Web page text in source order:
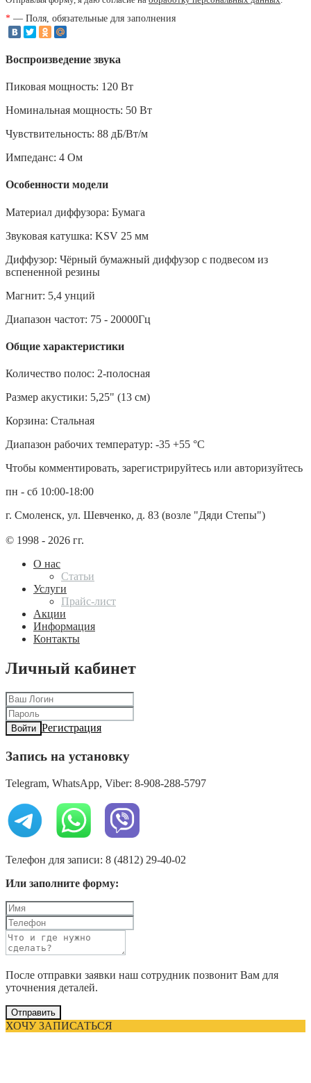
* — Поля, обязательные для заполнения
Воспроизведение звука
Пиковая мощность: 120 Вт
Номинальная мощность: 50 Вт
Чувствительность: 88 дБ/Вт/м
Импеданс: 4 Ом
Особенности модели
Материал диффузора: Бумага
Звуковая катушка: KSV 25 мм
Диффузор: Чёрный бумажный диффузор с подвесом из
вспененной резины
Магнит: 5,4 унций
Диапазон частот: 75 - 20000Гц
Общие характеристики
Количество полос: 2-полосная
Размер акустики: 5,25" (13 см)
Корзина: Стальная
Диапазон рабочих температур: -35 +55 °С
Чтобы комментировать, зарегистрируйтесь или авторизуйтесь
пн - сб 10:00-18:00
г. Смоленск, ул. Шевченко, д. 83 (возле "Дяди Степы")
© 1998 - 2026 гг.
О нас
Статьи
Услуги
Прайс-лист
Акции
Информация
Контакты
Личный кабинет
Войти Регистрация
Запись на установку
Telegram, WhatsApp, Viber: 8-908-288-5797
Телефон для записи: 8 (4812) 29-40-02
Или заполните форму:
После отправки заявки наш сотрудник позвонит Вам для
уточнения деталей.
Отправить
ХОЧУ ЗАПИСАТЬСЯ